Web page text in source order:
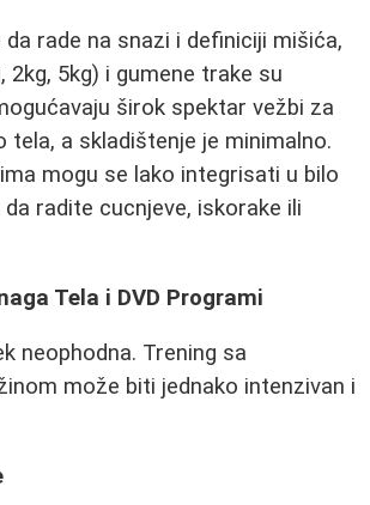
rade na snazi i definiciji mišića,
2kg, 5kg) i gumene trake su
širok spektar vežbi za
tela, a skladištenje je minimalno.
mogu se lako integrisati u bilo
radite cucnjeve, iskorake ili
Tela i DVD Programi
neophodna. Trening sa
može biti jednako intenzivan i